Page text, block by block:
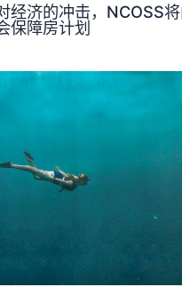
经济的冲击，NCOSS
保障房计划